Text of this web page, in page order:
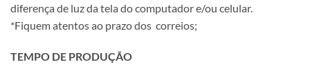
diferença de luz da tela do computador e/ou celular.
*Fiquem atentos ao prazo dos correios;
TEMPO DE PRODUÇÃO